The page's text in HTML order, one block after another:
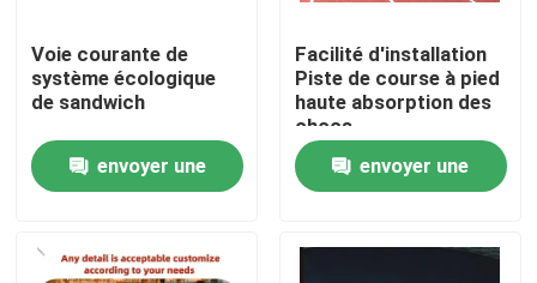
Accueil
Produits
Vidéos
À propos de nous
Voie courante de
système écologique
de sandwich
envoyer une
Facilité d'installation
Piste de course à pied
haute absorption des
chocs
envoyer une